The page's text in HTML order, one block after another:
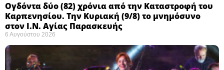
Ογδόντα δύο (82) χρόνια από την Καταστροφή του
Καρπενησίου. Την Κυριακή (9/8) το μνημόσυνο
στον Ι.Ν. Αγίας Παρασκευής
6 Αυγούστου 2026